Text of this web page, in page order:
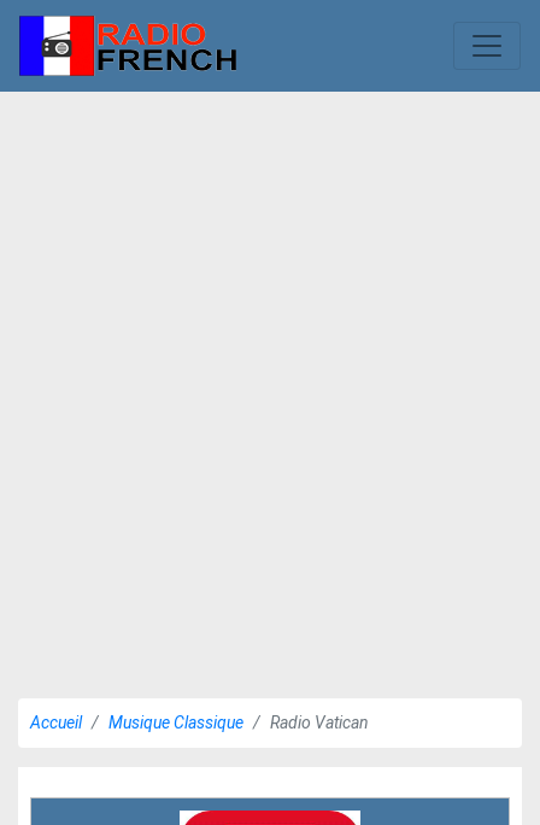
Accueil Musique Classique Radio Vatican